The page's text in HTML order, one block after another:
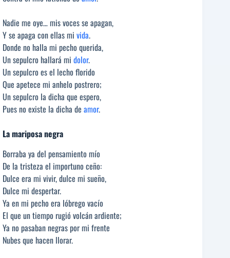
Nadie me oye… mis voces se apagan,
Y se apaga con ellas mi vida.
Donde no halla mi pecho querida,
Un sepulcro hallará mi dolor.
Un sepulcro es el lecho florido
Que apetece mi anhelo postrero;
Un sepulcro la dicha que espero,
Pues no existe la dicha de amor.
La mariposa negra
Borraba ya del pensamiento mío
De la tristeza el importuno ceño:
Dulce era mi vivir, dulce mi sueño,
Dulce mi despertar.
Ya en mi pecho era lóbrego vacío
El que un tiempo rugió volcán ardiente;
Ya no pasaban negras por mi frente
Nubes que hacen llorar.